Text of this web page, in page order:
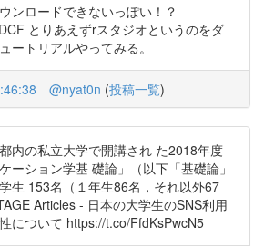
ンロードできないっぽい！？
とりあえずrスタジオというのをダ
ートリアルやってみる。
@nyat0n (投稿一覧)
内の私立大学で開講され た2018年度
ーション学基 礎論」（以下「基礎論」
生 153名（１年生86名，それ以外67
Articles - 日本の大学生のSNS利用
について https://t.co/FfdKsPwcN5